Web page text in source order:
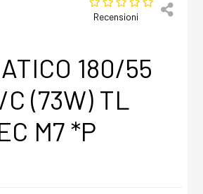
Recensioni
180/55
C (73W) TL
M7 *P